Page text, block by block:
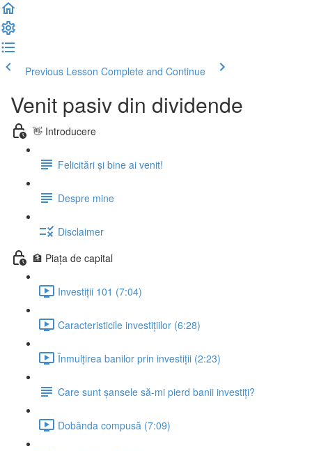
Previous Lesson Complete and Continue
Venit pasiv din dividende
👋 Introducere
Felicitări și bine ai venit!
Despre mine
Disclaimer
🏦 Piața de capital
Investiții 101 (7:04)
Caracteristicile investițiilor (6:28)
Înmulțirea banilor prin investiții (2:23)
Care sunt șansele să-mi pierd banii investiți?
Dobânda compusă (7:09)